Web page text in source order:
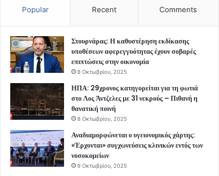
Popular Recent Comments
Στουρνάρας: Η καθυστέρηση εκδίκασης
υποθέσεων αφερεγγυότητας έχουν σοβαρές
επιπτώσεις στην οικονομία
8 Οκτωβρίου, 2025
ΗΠΑ: 29χρονος κατηγορείται για τη φωτιά
στο Λος Άντζελες με 31 νεκρούς – Πιθανή η
θανατική ποινή
8 Οκτωβρίου, 2025
Αναδιαμορφώνεται ο υγειονομικός χάρτης:
«Έρχονται» συγχωνεύσεις κλινικών εντός των
νοσοκομείων
9 Οκτωβρίου, 2025